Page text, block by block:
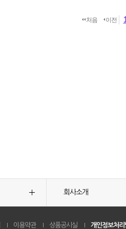
처음 이전
회사소개
이용약관 상품공시실 개인정보처리